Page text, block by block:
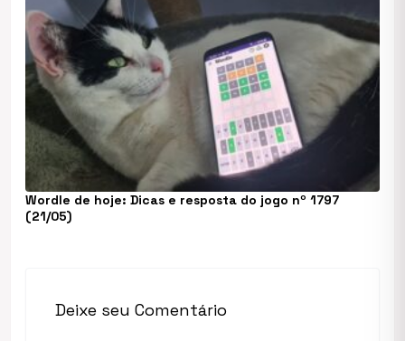
Wordle de hoje: Dicas e resposta do jogo nº 1797
(21/05)
Deixe seu Comentário